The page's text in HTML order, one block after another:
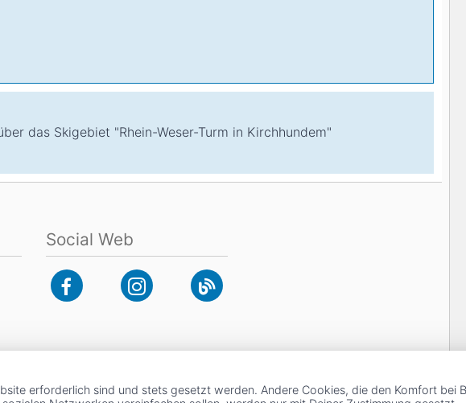
das Skigebiet "Rhein-Weser-Turm in Kirchhundem"
erforderlich sind und stets gesetzt werden. Andere Cookies, die den Komfort bei
Social Web